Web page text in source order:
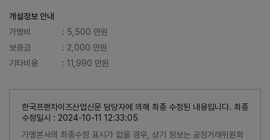
개설정보 안내
가맹비
: 5,500 만원
보증금
: 2,000 만원
기타비용
: 11,990 만원
한국프랜차이즈산업신문 담당자에 의해 최종 수정된 내용입니다. 최종
수정일시 : 2024-10-11 12:33:05
가맹본사의 최종수정 표시가 없을 경우, 상기 정보는 공정거래위원회